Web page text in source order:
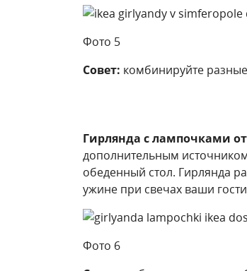
Фото 5
Совет: комбинируйте
Гирлянда с лампочками
дополнительным
обеденный стол. Гирлянда
ужине при свечах ваши
Фото 6